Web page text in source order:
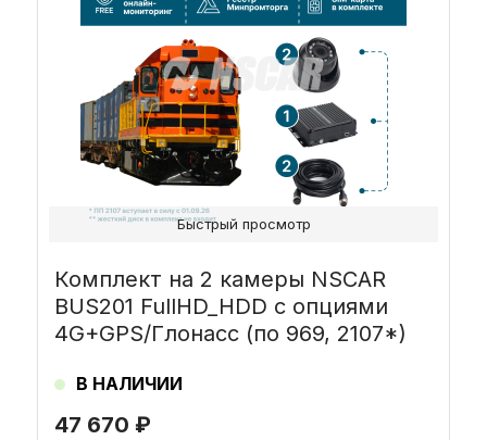
47 670 ₽
Комплект на 2 камеры NSCAR
BUS201 FullHD_HDD с опциями
4G+GPS/Глонасс (по 969, 2107*)
В НАЛИЧИИ
Быстрый просмотр